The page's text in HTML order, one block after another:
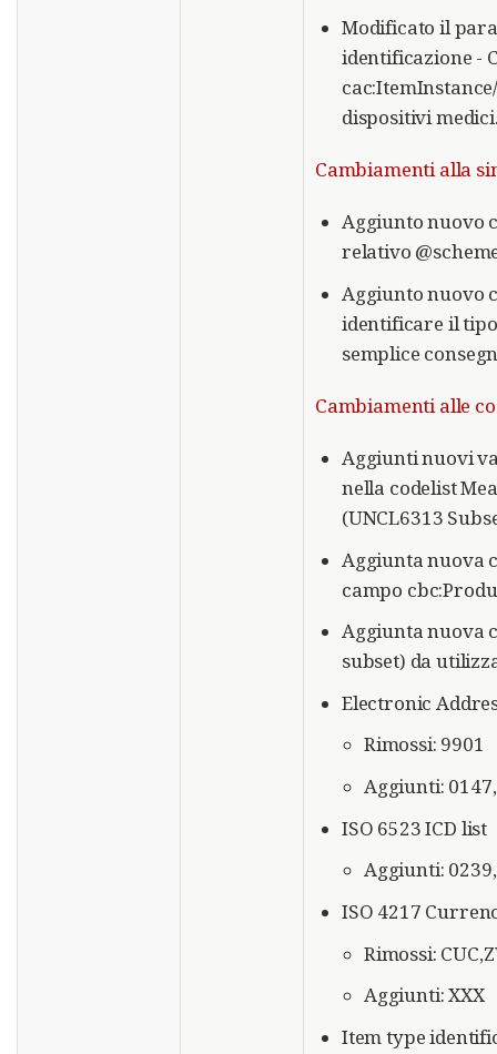
Modificato il
identificazione -
dispositivi
Cambiamenti alla
Aggiunto nuovo
relativo
Aggiunto nuovo
identificare il
semplice
Cambiamenti alle
Aggiunti nuovi
nella codelist
(UNCL6313
Aggiunta nuova
campo
Aggiunta nuova
subset) da
Electronic
Rimossi: 9901
Aggiunti:
ISO 6523 ICD list
Aggiunti:
ISO 4217
Rimossi:
Aggiunti: XXX
Item type